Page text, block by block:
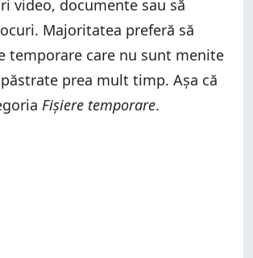
video, documente sau să
Majoritatea preferă să
temporare care nu sunt menite
prea mult timp. Așa că
Fișiere temporare.